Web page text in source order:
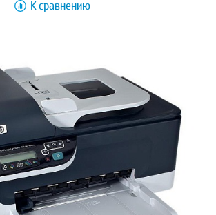
К сравнению